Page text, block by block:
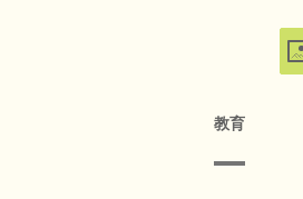
教育